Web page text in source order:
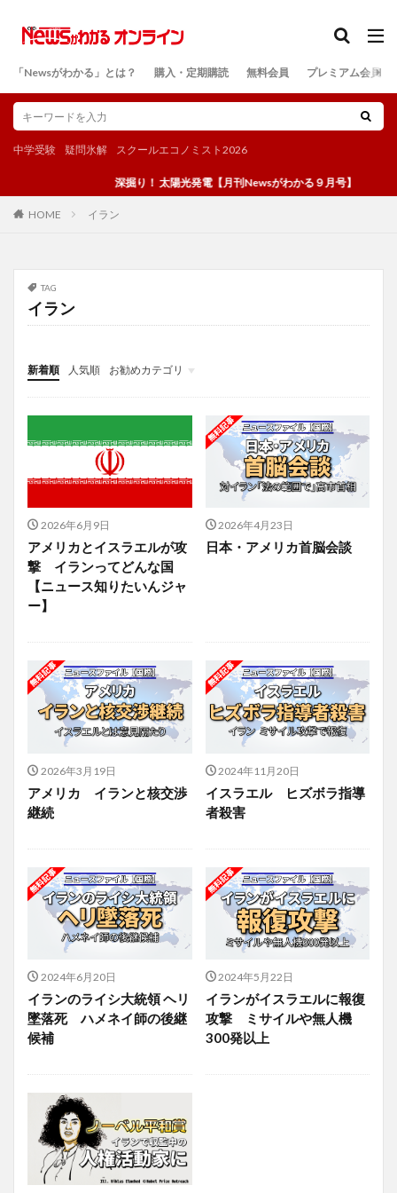
「Newsがわかる」とは？ 購入・定期購読 無料会員 プレミアム会員
中学受験 疑問氷解 スクールエコノミスト2026
深掘り！ 太陽光発電【月刊Newsがわかる９月号】
HOME イラン
TAG
イラン
新着順 人気順
お勧めカテゴリ
投稿
学び
マンガ
電子書籍
2026年6月9日
アメリカとイスラエルが攻
撃 イランってどんな国
【ニュース知りたいんジャ
ー】
2026年4月23日
日本・アメリカ首脳会談
2026年3月19日
アメリカ イランと核交渉
継続
2024年11月20日
イスラエル ヒズボラ指導
者殺害
2024年6月20日
イランのライシ大統領 ヘリ
墜落死 ハメネイ師の後継
候補
2024年5月22日
イランがイスラエルに報復
攻撃 ミサイルや無人機
300発以上
検索